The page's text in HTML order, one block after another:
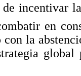
de incentivar
en
la
global